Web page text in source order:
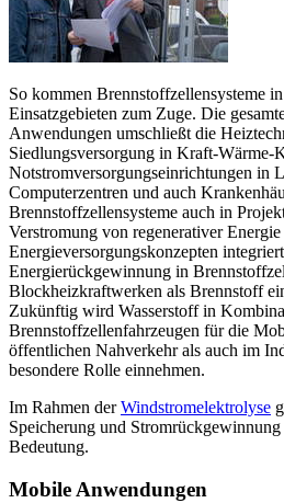
So kommen Brennstoffzellensysteme
Einsatzgebieten zum Zuge. Die
Anwendungen umschließt die
Siedlungsversorgung in Kraft-Wärme-
Notstromversorgungseinrichtungen in
Computerzentren und auch
Brennstoffzellensysteme auch in
Verstromung von regenerativer
Energieversorgungskonzepten
Energierückgewinnung in
Blockheizkraftwerken als Brennstoff
Zukünftig wird Wasserstoff in
Brennstoffzellenfahrzeugen für die
öffentlichen Nahverkehr als auch im
besondere Rolle einnehmen.
Im Rahmen derWindstromelektrolyse
Speicherung und Stromrückgewinnung
Bedeutung.
Mobile Anwendungen